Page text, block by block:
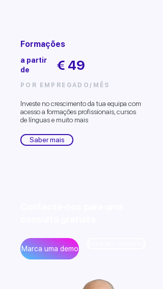
Formações
a partir
de
€ 49
POR EMPREGADO/MÊS
Investe no crescimento da tua equipa com
acesso a formações profissionais, cursos
de línguas e muito mais
Saber mais
Marca uma demo